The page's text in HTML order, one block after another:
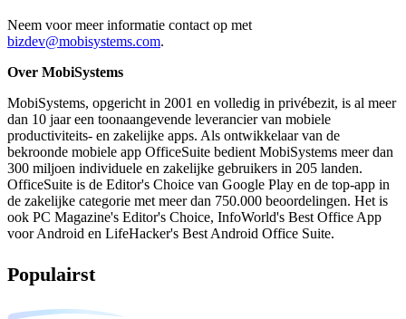
Neem voor meer informatie contact op met
bizdev@mobisystems.com.
Over MobiSystems
MobiSystems, opgericht in 2001 en volledig in privébezit, is al meer
dan 10 jaar een toonaangevende leverancier van mobiele
productiviteits- en zakelijke apps. Als ontwikkelaar van de
bekroonde mobiele app OfficeSuite bedient MobiSystems meer dan
300 miljoen individuele en zakelijke gebruikers in 205 landen.
OfficeSuite is de Editor's Choice van Google Play en de top-app in
de zakelijke categorie met meer dan 750.000 beoordelingen. Het is
ook PC Magazine's Editor's Choice, InfoWorld's Best Office App
voor Android en LifeHacker's Best Android Office Suite.
Populairst